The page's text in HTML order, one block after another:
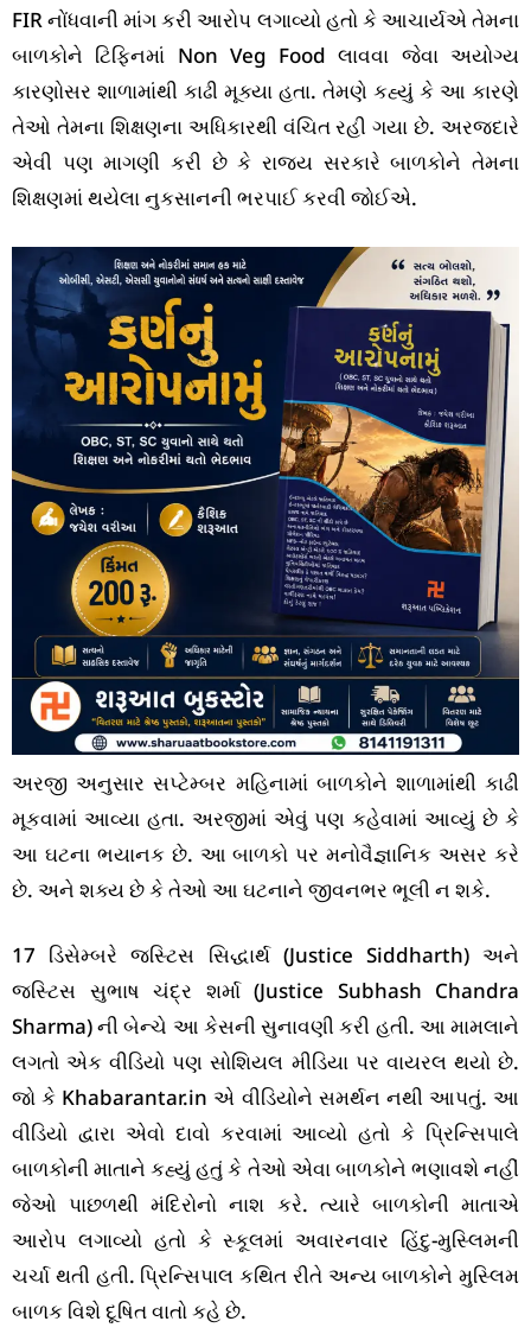
FIR નોંધવાની માંગ કરી આરોપ લગાવ્યો હતો કે આચાર્યએ તેમના
બાળકોને ટિફિનમાં Non Veg Food લાવવા જેવા અયોગ્ય
કારણોસર શાળામાંથી કાઢી મૂક્યા હતા. તેમણે કહ્યું કે આ કારણે
તેઓ તેમના શિક્ષણના અધિકારથી વંચિત રહી ગયા છે. અરજદારે
એવી પણ માગણી કરી છે કે રાજ્ય સરકારે બાળકોને તેમના
શિક્ષણમાં થયેલા નુકસાનની ભરપાઈ કરવી જોઈએ.
અરજી અનુસાર સપ્ટેમ્બર મહિનામાં બાળકોને શાળામાંથી કાઢી
મૂકવામાં આવ્યા હતા. અરજીમાં એવું પણ કહેવામાં આવ્યું છે કે
આ ઘટના ભયાનક છે. આ બાળકો પર મનોવૈજ્ઞાનિક અસર કરે
છે. અને શક્ય છે કે તેઓ આ ઘટનાને જીવનભર ભૂલી ન શકે.
17 ડિસેમ્બરે જસ્ટિસ સિદ્ધાર્થ (Justice Siddharth) અને
જસ્ટિસ સુભાષ ચંદ્ર શર્મા (Justice Subhash Chandra
Sharma) ની બેન્ચે આ કેસની સુનાવણી કરી હતી. આ મામલાને
લગતો એક વીડિયો પણ સોશિયલ મીડિયા પર વાયરલ થયો છે.
જો કે Khabarantar.in એ વીડિયોને સમર્થન નથી આપતું. આ
વીડિયો દ્વારા એવો દાવો કરવામાં આવ્યો હતો કે પ્રિન્સિપાલે
બાળકોની માતાને કહ્યું હતું કે તેઓ એવા બાળકોને ભણાવશે નહીં
જેઓ પાછળથી મંદિરોનો નાશ કરે. ત્યારે બાળકોની માતાએ
આરોપ લગાવ્યો હતો કે સ્કૂલમાં અવારનવાર હિંદુ-મુસ્લિમની
ચર્ચા થતી હતી. પ્રિન્સિપાલ કથિત રીતે અન્ય બાળકોને મુસ્લિમ
બાળક વિશે દૂષિત વાતો કહે છે.